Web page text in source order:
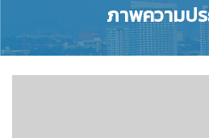
ภาพความปร